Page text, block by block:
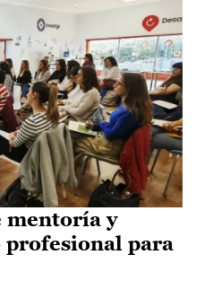
mentoría y
profesional para